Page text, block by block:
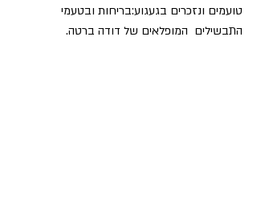
טועמים ונזכרים בגעגוע:בריחות ובטעמי
התבשילים  המופלאים של דודה ברטה.